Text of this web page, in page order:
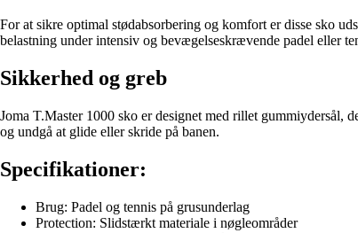
For at sikre optimal stødabsorbering og komfort er disse sko
belastning under intensiv og bevægelseskrævende padel eller
Sikkerhed og greb
Joma T.Master 1000 sko er designet med rillet gummiydersål,
og undgå at glide eller skride på banen.
Specifikationer:
Brug: Padel og tennis på grusunderlag
Protection: Slidstærkt materiale i nøgleområder